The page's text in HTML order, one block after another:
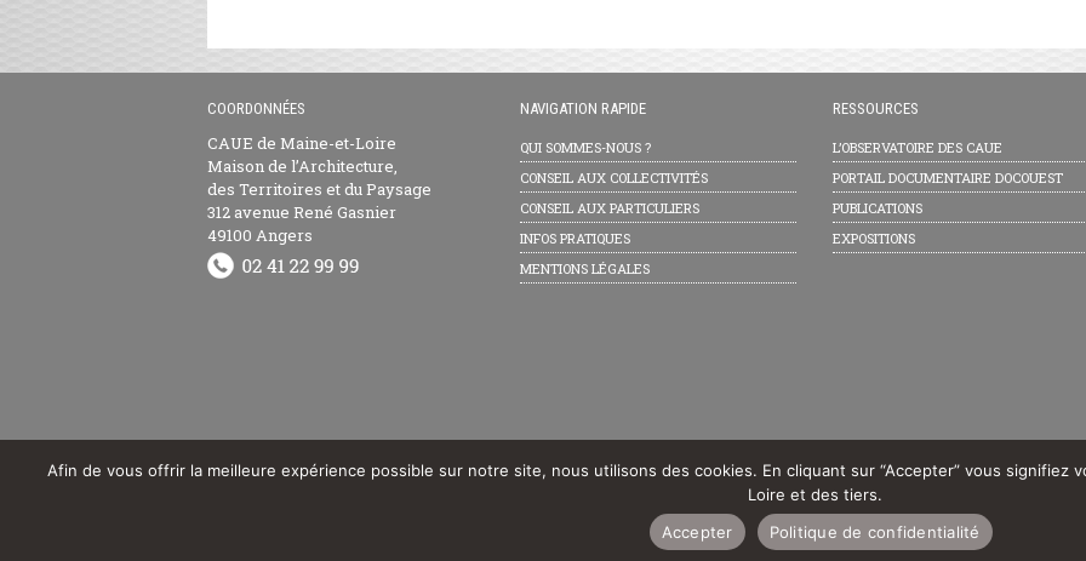
COORDONNÉES
CAUE de Maine-et-Loire
Maison de l’Architecture,
des Territoires et du Paysage
312 avenue René Gasnier
49100 Angers
NAVIGATION RAPIDE
QUI SOMMES-NOUS ?
CONSEIL AUX COLLECTIVITÉS
CONSEIL AUX PARTICULIERS
INFOS PRATIQUES
MENTIONS LÉGALES
RESSOURCES
L’OBSERVATOIRE DES CAUE
PORTAIL DOCUMENTAIRE DOCOUEST
PUBLICATIONS
EXPOSITIONS
Afin de vous offrir la meilleure expérience possible sur notre site, nous utilisons des cookies. En cliquant sur “Accepter” vous signifiez
Loire et des tiers.
Accepter
Politique de confidentialité